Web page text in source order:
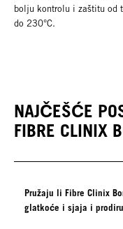
bolju kontrolu i zaštitu od
do 230°C.
NAJČEŠĆE
FIBRE CLINIX
Pružaju li Fibre Clinix
glatkoće i sjaja i